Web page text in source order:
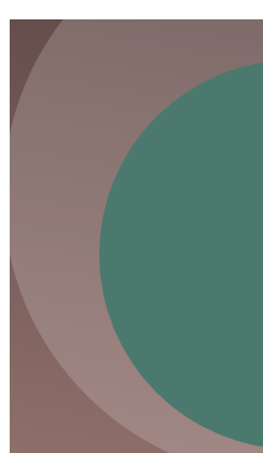
Erfahren Sie, welche
Markt haben könnte.